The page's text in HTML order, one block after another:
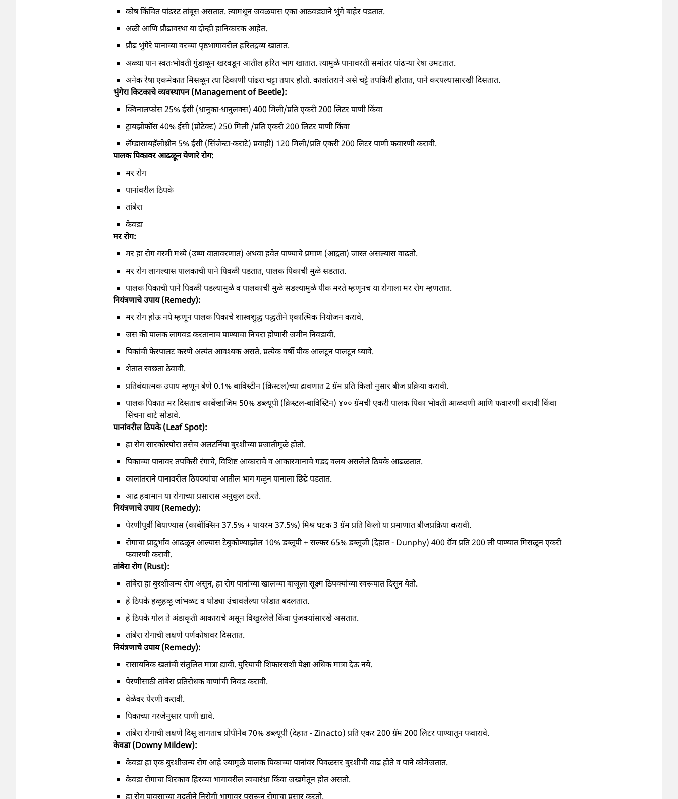
कोष किंचित पांढरट तांबूस असतात. त्यामधून जवळपास एका आठवड्याने भुंगे बाहेर पडतात.
अळी आणि प्रौढावस्था या दोन्ही हानिकारक आहेत.
प्रौढ भुंगेरे पानाच्या वरच्या पृष्ठभागावरील हरितद्रव्य खातात.
अळ्या पान स्वतःभोवती गुंडाळून खरवडून आतील हरित भाग खातात. त्यामुळे पानावरती समांतर पांढऱ्या रेषा उमटतात.
अनेक रेषा एकमेकात मिसळून त्या ठिकाणी पांढरा चट्टा तयार होतो. कालांतराने असे चट्टे तपकिरी होतात, पाने करपल्यासारखी दिसतात.
भुंगेरा किटकाचे व्यवस्थापन (Management of Beetle):
क्विनालफोस 25% ईसी (धानुका-धानुलक्स) 400 मिली/प्रति एकरी 200 लिटर पाणी किंवा
ट्रायझोफॉस 40% ईसी (प्रोटेक्ट) 250 मिली /प्रति एकरी 200 लिटर पाणी किंवा
लॅम्डासायहॅलोथ्रीन 5% ईसी (सिंजेन्टा-कराटे) प्रवाही) 120 मिली/प्रति एकरी 200 लिटर पाणी फवारणी करावी.
पालक पिकावर आढळून येणारे रोग:
मर रोग
पानांवरील ठिपके
तांबेरा
केवडा
मर रोग:
मर हा रोग गरमी मध्ये (उष्ण वातावरणात) अथवा हवेत पाण्याचे प्रमाण (आद्रता) जास्त असल्यास वाढतो.
मर रोग लागल्यास पालकाची पाने पिवळी पडतात, पालक पिकाची मुळे सडतात.
पालक पिकाची पाने पिवळी पडल्यामुळे व पालकाची मुळे सडल्यामुळे पीक मरते म्हणूनच या रोगाला मर रोग म्हणतात.
नियंत्रणाचे उपाय (Remedy):
मर रोग होऊ नये म्हणून पालक पिकाचे शास्त्रशुद्ध पद्धतीने एकात्मिक नियोजन करावे.
जस की पालक लागवड करतानाच पाण्याचा निचरा होणारी जमीन निवडावी.
पिकांची फेरपालट करणे अत्यंत आवश्यक असते. प्रत्येक वर्षी पीक आलटून पालटून घ्यावे.
शेतात स्वछता ठेवावी.
प्रतिबंधात्मक उपाय म्हणून बेणे 0.1% बाविस्टीन (क्रिस्टल)च्या द्रावणात 2 ग्रॅम प्रति किलो नुसार बीज प्रक्रिया करावी.
पालक पिकात मर दिसताच कार्बेन्डाजिम 50% डब्ल्यूपी (क्रिस्टल-बाविस्टिन) ४०० ग्रॅमची एकरी पालक पिका भोवती आळवणी आणि फवारणी करावी किंवा
सिंचना वाटे सोडावे.
पानांवरील ठिपके (Leaf Spot):
हा रोग सारकोस्पोरा तसेच अलटर्निया बुरशीच्या प्रजातीमुळे होतो.
पिकाच्या पानावर तपकिरी रंगाचे, विशिष्ट आकाराचे व आकारमानाचे गडद वलय असलेले ठिपके आढळतात.
कालांतराने पानावरील ठिपक्यांचा आतील भाग गळून पानाला छिद्रे पडतात.
आद्र हवामान या रोगाच्या प्रसारास अनुकूल ठरते.
नियंत्रणाचे उपाय (Remedy):
पेरणीपूर्वी बियाण्यास (कार्बॉक्सिन 37.5% + थायरम 37.5%) मिश्र घटक 3 ग्रॅम प्रति किलो या प्रमाणात बीजप्रक्रिया करावी.
रोगाचा प्रादुर्भाव आढळून आल्यास टेबुकोण्याझोल 10% डब्लूपी + सल्फर 65% डब्लूजी (देहात - Dunphy) 400 ग्रॅम प्रति 200 ली पाण्यात मिसळून एकरी
फवारणी करावी.
तांबेरा रोग (Rust):
तांबेरा हा बुरशीजन्य रोग असून, हा रोग पानांच्या खालच्या बाजूला सूक्ष्म ठिपक्यांच्या स्वरूपात दिसून येतो.
हे ठिपके हळूहळू जांभळट व थोड्या उंचावलेल्या फोडात बदलतात.
हे ठिपके गोल ते अंडाकृती आकाराचे असून विखुरलेले किंवा पुंजक्यांसारखे असतात.
तांबेरा रोगाची लक्षणे पर्णकोषावर दिसतात.
नियंत्रणाचे उपाय (Remedy):
रासायनिक खतांची संतुलित मात्रा द्यावी. युरियाची शिफारसशी पेक्षा अधिक मात्रा देऊ नये.
पेरणीसाठी तांबेरा प्रतिरोधक वाणांची निवड करावी.
वेळेवर पेरणी करावी.
पिकाच्या गरजेनुसार पाणी द्यावे.
तांबेरा रोगाची लक्षणे दिसू लागताच प्रोपीनेब 70% डब्ल्यूपी (देहात - Zinacto) प्रति एकर 200 ग्रॅम 200 लिटर पाण्यातून फवारावे.
केवडा (Downy Mildew):
केवडा हा एक बुरशीजन्य रोग आहे ज्यामुळे पालक पिकाच्या पानांवर पिवळसर बुरशीची वाढ होते व पाने कोमेजतात.
केवडा रोगाचा शिरकाव हिरव्या भागावरील त्वचारंध्रा किंवा जखमेतून होत असतो.
हा रोग पावसाच्या मदतीने निरोगी भागावर पसरून रोगाचा प्रसार करतो.